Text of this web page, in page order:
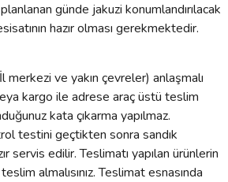
günde jakuzi konumlandırılacak
hazır olması gerekmektedir.
merkezi ve yakın çevreler) anlaşmalı
kargo ile adrese araç üstü teslim
kata çıkarma yapılmaz.
testini geçtikten sonra sandık
servis edilir. Teslimatı yapılan ürünlerin
almalısınız. Teslimat esnasında